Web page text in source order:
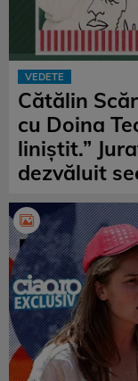
VEDETE
Cătălin
cu Doina
liniștit.”
dezvăluit